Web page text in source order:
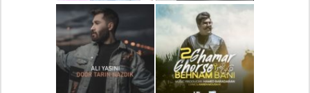
دانلود آهنگ جدید مهدی
یراحی بنام اسرار
دانلود آهنگ جدید فرزاد
فرزین بنام آتیش